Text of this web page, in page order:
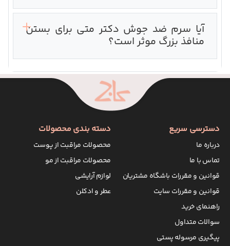
آیا سرم ضد جوش دکتر متی برای بستن
منافذ بزرگ موثر است؟
دسترسی سریع
درباره ما
تماس با ما
قوانین و مقررات باشگاه مشتریان
قوانین و مقررات سایت
راهنمای خرید
سوالات متداول
پیگیری مرسوله پستی
دسته بندی محصولات
محصولات مراقبت از پوست
محصولات مراقبت از مو
لوازم آرایشی
عطر و ادکلن